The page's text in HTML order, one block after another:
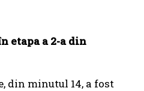
etapa a 2-a din
din minutul 14, a fost